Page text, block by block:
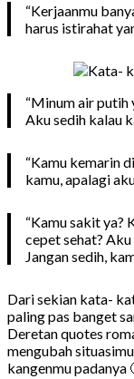
“Kerjaanmu
harus istirahat
“Minum air putih
Aku sedih kalau
“Kamu kemarin
kamu, apalagi
“Kamu sakit ya?
cepet sehat?
Jangan sedih,
Dari sekian kata-
paling pas banget
Deretan quotes
mengubah
kangenmu padanya